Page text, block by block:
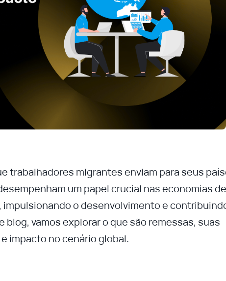
trabalhadores migrantes enviam para seus
um papel crucial nas economias de
o desenvolvimento e
vamos explorar o que são remessas, suas
impacto no cenário global.